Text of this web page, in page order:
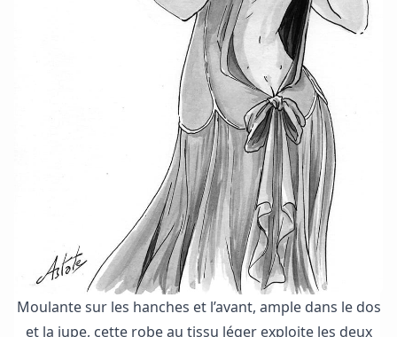
Moulante sur les hanches et l’avant, ample dans le dos
et la jupe, cette robe au tissu léger exploite les deux